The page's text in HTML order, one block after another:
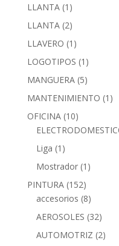
LLANTA (1)
LLANTA (2)
LLAVERO (1)
LOGOTIPOS (1)
MANGUERA (5)
MANTENIMIENTO (1)
OFICINA (10)
Liga (1)
Mostrador (1)
PINTURA (152)
accesorios (8)
AEROSOLES (32)
AUTOMOTRIZ (2)